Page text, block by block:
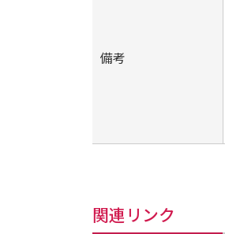
備考
関連リンク